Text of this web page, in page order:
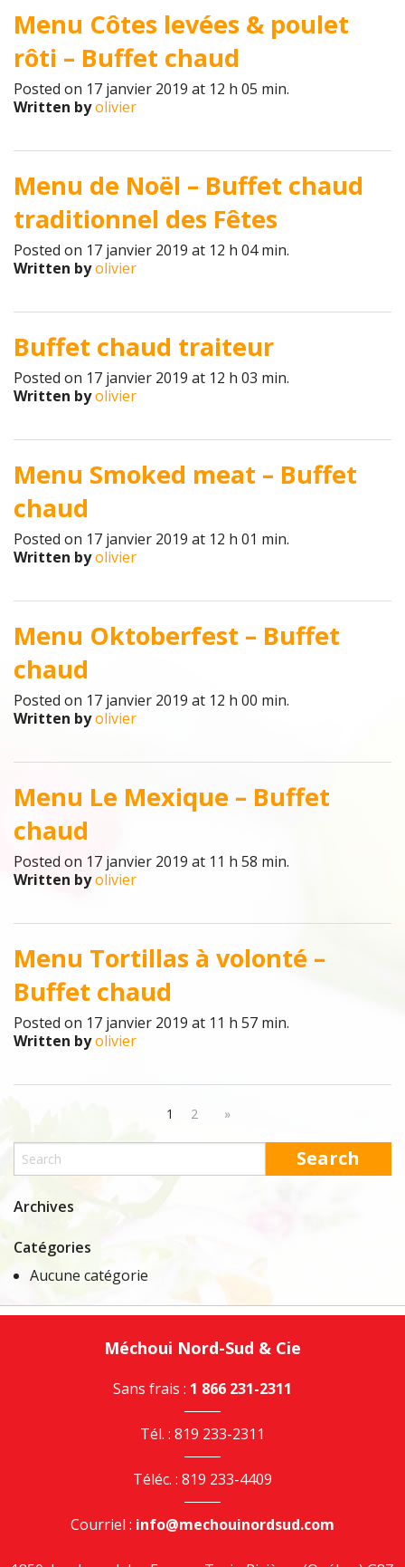
Menu Côtes levées & poulet
rôti – Buffet chaud
Posted on 17 janvier 2019 at 12 h 05 min.
Written byolivier
Menu de Noël – Buffet chaud
traditionnel des Fêtes
Posted on 17 janvier 2019 at 12 h 04 min.
Written byolivier
Buffet chaud traiteur
Posted on 17 janvier 2019 at 12 h 03 min.
Written byolivier
Menu Smoked meat – Buffet
chaud
Posted on 17 janvier 2019 at 12 h 01 min.
Written byolivier
Menu Oktoberfest – Buffet
chaud
Posted on 17 janvier 2019 at 12 h 00 min.
Written byolivier
Menu Le Mexique – Buffet
chaud
Posted on 17 janvier 2019 at 11 h 58 min.
Written byolivier
Menu Tortillas à volonté –
Buffet chaud
Posted on 17 janvier 2019 at 11 h 57 min.
Written byolivier
1 2 »
Archives
Catégories
Aucune catégorie
Méchoui Nord-Sud & Cie
Sans frais : 1 866 231-2311
Tél. : 819 233-2311
Téléc. : 819 233-4409
Courriel : info@mechouinordsud.com